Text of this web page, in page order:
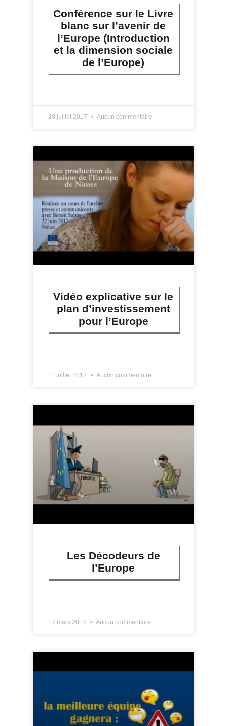
Conférence sur le Livre
blanc sur l’avenir de
l’Europe (Introduction
et la dimension sociale
de l’Europe)
20 juillet 2017 Aucun commentaire
Vidéo explicative sur le
plan d’investissement
pour l’Europe
11 juillet 2017 Aucun commentaire
Les Décodeurs de
l’Europe
17 mars 2017 Aucun commentaire